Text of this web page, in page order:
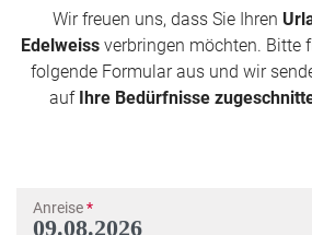
Wir freuen uns, dass Sie Ihren
Edelweiss verbringen möchten. Bitte
folgende Formular aus und wir
auf Ihre Bedürfnisse
Anreise*